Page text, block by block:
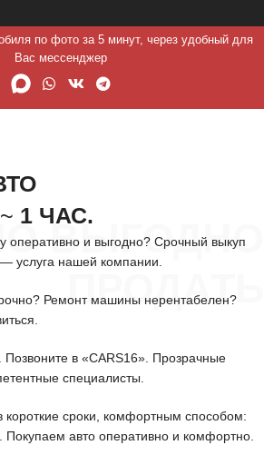
по фото за 5 минут, через удобный для
Вас мессенджер
ВЫГОДНО
ПРОДАТЬ
1 ЧАС.
оперативно и выгодно? Срочный выкуп
услуга нашей компании.
Ремонт машины нерентабелен?
Позвоните в «CARS16». Прозрачные
специалисты.
сроки, комфортным способом:
авто оперативно и комфортно.